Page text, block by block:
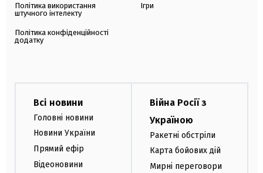
Політика використання
штучного інтелекту
Політика конфіденційності
додатку
Ігри
Всі новини
Головні новини
Новини України
Прямий ефір
Відеоновини
Війна Росії з
Україною
Ракетні обстріли
Карта бойових дій
Мирні переговори